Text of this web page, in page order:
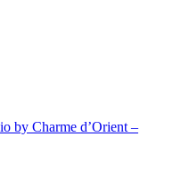
by Charme d’Orient –